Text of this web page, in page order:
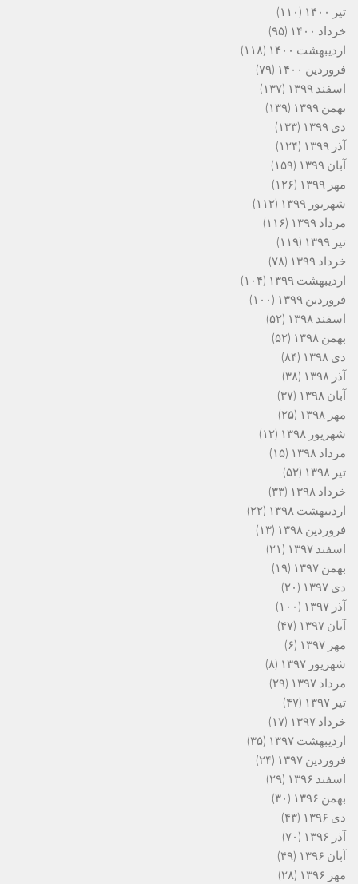
تیر ۱۴۰۰
(۱۱۰)
خرداد ۱۴۰۰
(۹۵)
اردیبهشت ۱۴۰۰
(۱۱۸)
فروردین ۱۴۰۰
(۷۹)
اسفند ۱۳۹۹
(۱۳۷)
بهمن ۱۳۹۹
(۱۳۹)
دی ۱۳۹۹
(۱۳۳)
آذر ۱۳۹۹
(۱۲۴)
آبان ۱۳۹۹
(۱۵۹)
مهر ۱۳۹۹
(۱۲۶)
شهریور ۱۳۹۹
(۱۱۲)
مرداد ۱۳۹۹
(۱۱۶)
تیر ۱۳۹۹
(۱۱۹)
خرداد ۱۳۹۹
(۷۸)
اردیبهشت ۱۳۹۹
(۱۰۴)
فروردین ۱۳۹۹
(۱۰۰)
اسفند ۱۳۹۸
(۵۲)
بهمن ۱۳۹۸
(۵۲)
دی ۱۳۹۸
(۸۴)
آذر ۱۳۹۸
(۳۸)
آبان ۱۳۹۸
(۳۷)
مهر ۱۳۹۸
(۲۵)
شهریور ۱۳۹۸
(۱۲)
مرداد ۱۳۹۸
(۱۵)
تیر ۱۳۹۸
(۵۲)
خرداد ۱۳۹۸
(۳۳)
اردیبهشت ۱۳۹۸
(۲۲)
فروردین ۱۳۹۸
(۱۳)
اسفند ۱۳۹۷
(۲۱)
بهمن ۱۳۹۷
(۱۹)
دی ۱۳۹۷
(۲۰)
آذر ۱۳۹۷
(۱۰۰)
آبان ۱۳۹۷
(۴۷)
مهر ۱۳۹۷
(۶)
شهریور ۱۳۹۷
(۸)
مرداد ۱۳۹۷
(۲۹)
تیر ۱۳۹۷
(۴۷)
خرداد ۱۳۹۷
(۱۷)
اردیبهشت ۱۳۹۷
(۳۵)
فروردین ۱۳۹۷
(۲۴)
اسفند ۱۳۹۶
(۲۹)
بهمن ۱۳۹۶
(۳۰)
دی ۱۳۹۶
(۴۳)
آذر ۱۳۹۶
(۷۰)
آبان ۱۳۹۶
(۴۹)
مهر ۱۳۹۶
(۲۸)